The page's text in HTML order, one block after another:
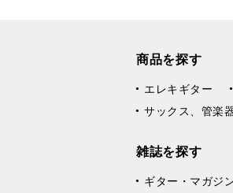
商品を探す
エレキギター
サックス、管楽
雑誌を探す
ギター・マガジ